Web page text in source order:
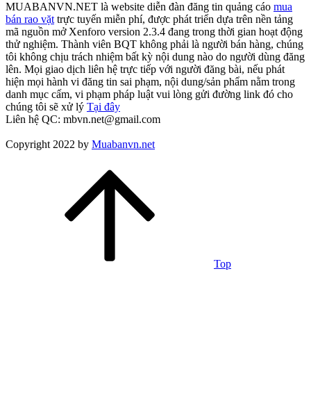
MUABANVN.NET là website diễn đàn đăng tin quảng cáo mua
bán rao vặt trực tuyến miễn phí, được phát triển dựa trên nền tảng
mã nguồn mở Xenforo version 2.3.4 đang trong thời gian hoạt động
thử nghiệm. Thành viên BQT không phải là người bán hàng, chúng
tôi không chịu trách nhiệm bất kỳ nội dung nào do người dùng đăng
lên. Mọi giao dịch liên hệ trực tiếp với người đăng bài, nếu phát
hiện mọi hành vi đăng tin sai phạm, nội dung/sản phẩm nằm trong
danh mục cấm, vi phạm pháp luật vui lòng gửi đường link đó cho
chúng tôi sẽ xử lý Tại đây
Liên hệ QC: mbvn.net@gmail.com
Copyright 2022 by Muabanvn.net
Top